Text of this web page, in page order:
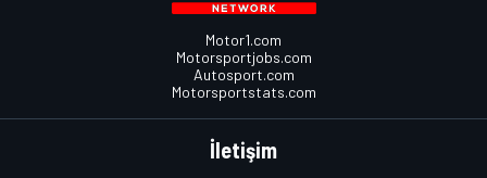
Motor1.com
Motorsportjobs.com
Autosport.com
Motorsportstats.com
İletişim